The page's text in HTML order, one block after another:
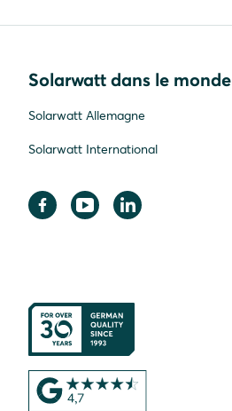
Solarwatt dans le monde
Solarwatt Allemagne
Solarwatt International